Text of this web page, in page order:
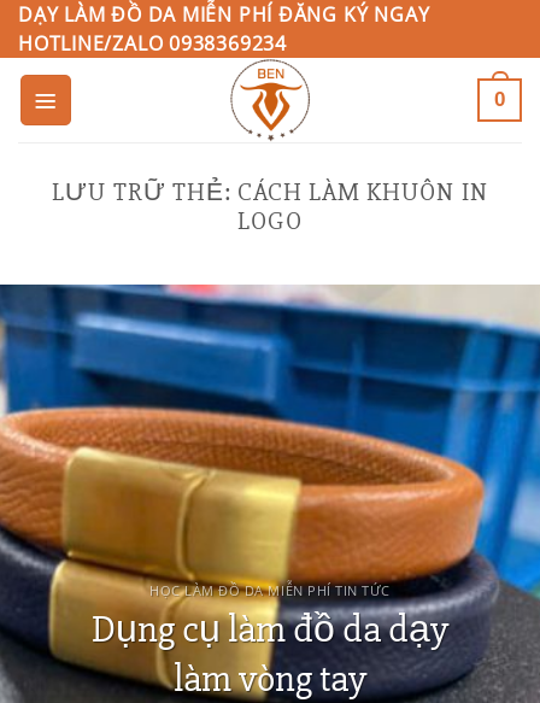
Bỏ
qua
nội
DẠY LÀM ĐỒ DA MIỄN PHÍ ĐĂNG KÝ NGAY
HOTLINE/ZALO 0938369234
0
LƯU TRỮ THẺ: CÁCH LÀM KHUÔN IN
LOGO
HỌC LÀM ĐỒ DA MIỄN PHÍ TIN TỨC
Dụng cụ làm đồ da dạy
làm vòng tay